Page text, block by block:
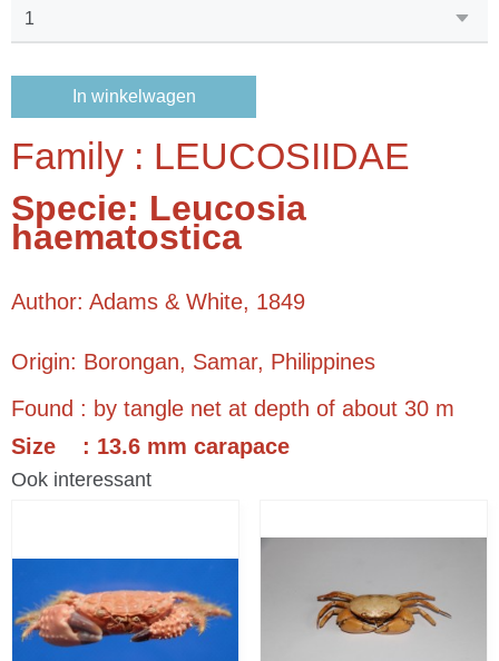
In winkelwagen
Family : LEUCOSIIDAE
Specie: Leucosia
haematostica
Author: Adams & White, 1849
Origin: Borongan, Samar, Philippines
Found : by tangle net at depth of about 30 m
Size : 13.6 mm carapace
Ook interessant